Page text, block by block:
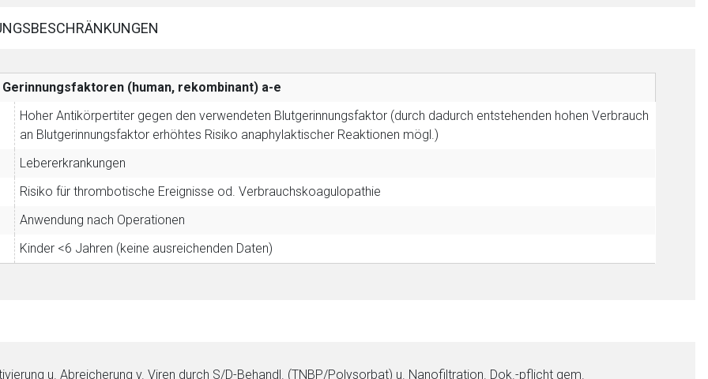
Gerinnungsfaktoren (human, rekombinant) a-e
Hoher Antikörpertiter gegen den verwendeten Blutgerinnungsfaktor (durch dadurch entstehenden hohen Verbrauch
an Blutgerinnungsfaktor erhöhtes Risiko anaphylaktischer Reaktionen mögl.)
Lebererkrankungen
Risiko für thrombotische Ereignisse od. Verbrauchskoagulopathie
Anwendung nach Operationen
Kinder <6 Jahren (keine ausreichenden Daten)
u. Abreicherung v. Viren durch S/D-Behandl. (TNBP/Polysorbat) u. Nanofiltration. Dok.-pflicht gem.